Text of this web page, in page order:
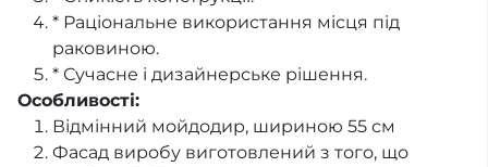
* Раціональне використання місця під
раковиною.
* Сучасне і дизайнерське рішення.
Особливості:
Відмінний мойдодир, шириною 55 см
Фасад виробу виготовлений з того, що